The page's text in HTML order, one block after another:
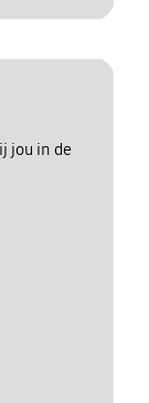
jou in de